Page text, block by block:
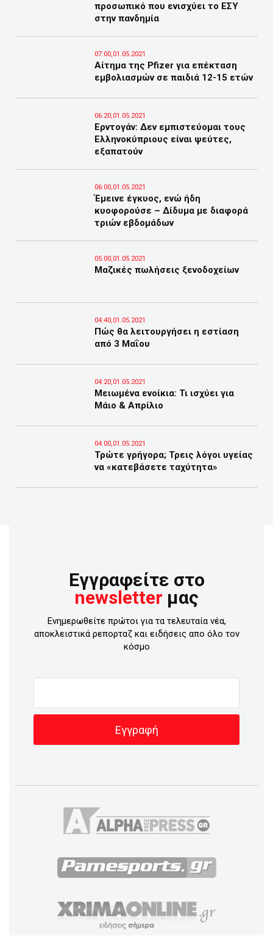
προσωπικό που ενισχύει το ΕΣΥ
στην πανδημία
07:00,01.05.2021
Αίτημα της Pfizer για επέκταση
εμβολιασμών σε παιδιά 12-15 ετών
06:20,01.05.2021
Ερντογάν: Δεν εμπιστεύομαι τους
Ελληνοκύπριους είναι ψεύτες,
εξαπατούν
06:00,01.05.2021
Έμεινε έγκυος, ενώ ήδη
κυοφορούσε – Δίδυμα με διαφορά
τριών εβδομάδων
05:00,01.05.2021
Μαζικές πωλήσεις ξενοδοχείων
04:40,01.05.2021
Πώς θα λειτουργήσει η εστίαση
από 3 Μαΐου
04:20,01.05.2021
Μειωμένα ενοίκια: Τι ισχύει για
Μάιο & Απρίλιο
04:00,01.05.2021
Τρώτε γρήγορα; Τρεις λόγοι υγείας
να «κατεβάσετε ταχύτητα»
Εγγραφείτε στο
newsletter μας
Ενημερωθείτε πρώτοι για τα τελευταία νέα,
αποκλειστικά ρεπορταζ και ειδήσεις απο όλο τον
κόσμο